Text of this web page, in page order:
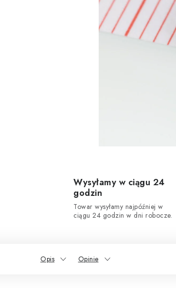
Wysyłamy w ciągu 24
godzin
Towar wysyłamy najpóźniej w
ciągu 24 godzin w dni robocze.
Opis Opinie